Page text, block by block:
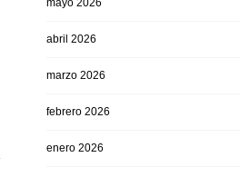
mayo 2026
abril 2026
marzo 2026
febrero 2026
enero 2026